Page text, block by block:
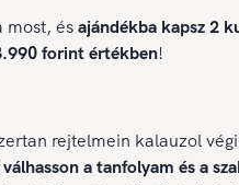
ésajándékba kapsz 2
forint értékben!
rejtelmein kalauzol
a tanfolyam és a